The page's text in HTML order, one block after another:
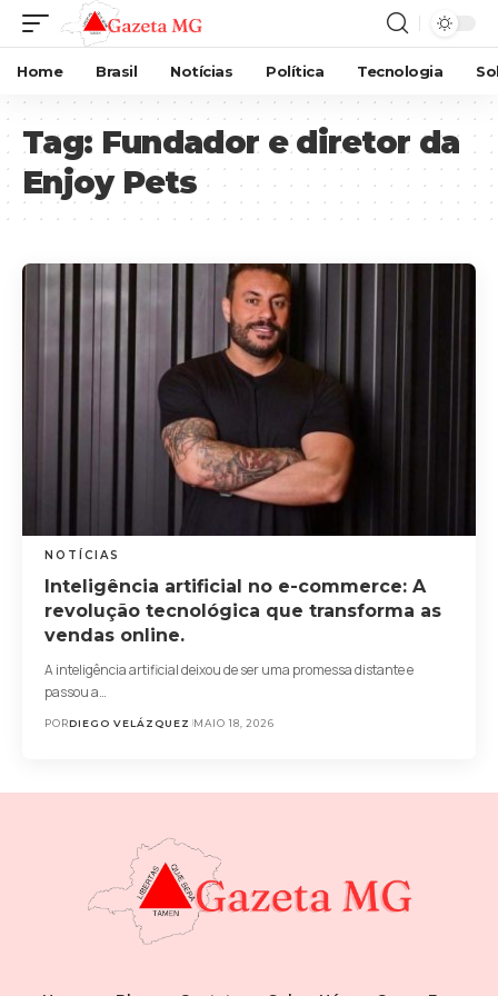
Home Brasil Notícias Política Tecnologia
Tag: Fundador e diretor da
Enjoy Pets
NOTÍCIAS
Inteligência artificial no e-commerce: A
revolução tecnológica que transforma as
vendas online.
A inteligência artificial deixou de ser uma promessa distante e
passou a…
PORDIEGO VELÁZQUEZ MAIO 18, 2026